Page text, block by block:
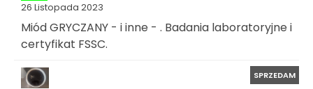
26 Listopada 2023
Miód GRYCZANY - i inne - . Badania laboratoryjne i
certyfikat FSSC.
SPRZEDAM